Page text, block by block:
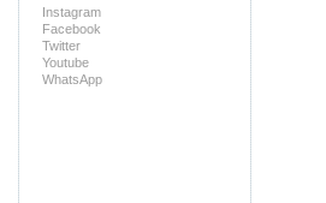
Instagram
Facebook
Twitter
Youtube
WhatsApp